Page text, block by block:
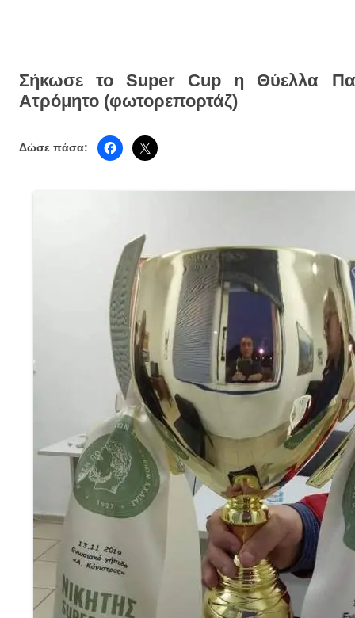
Σήκωσε το Super Cup η Θύελλα
Ατρόμητο (φωτορεπορτάζ)
Δώσε πάσα: